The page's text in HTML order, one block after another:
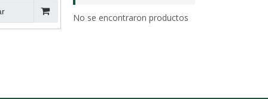
prueba de
No se encontraron productos